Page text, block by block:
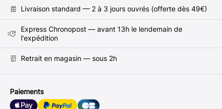
Livraison standard — 2 à 3 jours ouvrés (offerte dès 49€)
Express Chronopost — avant 13h le lendemain de
l'expédition
Retrait en magasin — sous 2h
Paiements